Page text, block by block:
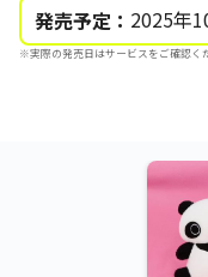
発売予定： 2025年
※実際の発売日はサービスをご確認く